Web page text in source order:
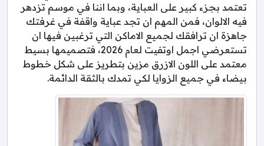
تعتمد بجزء كبير على العباية، وبما اننا في موسم تزدهر
فيه الالوان، فمن المهم ان تجد عباية واقفة في غرفتك
جاهزة ان ترافقك لجميع الاماكن التي ترغبين فيها ان
تستعرضي اجمل اوتفيت لعام 2026، فتصميمها بسيط
معتمد على اللون الازرق مزين بتطريز على شكل خطوط
بيضاء في جميع الزوايا لكي تمدك بالثقة الدائمة.